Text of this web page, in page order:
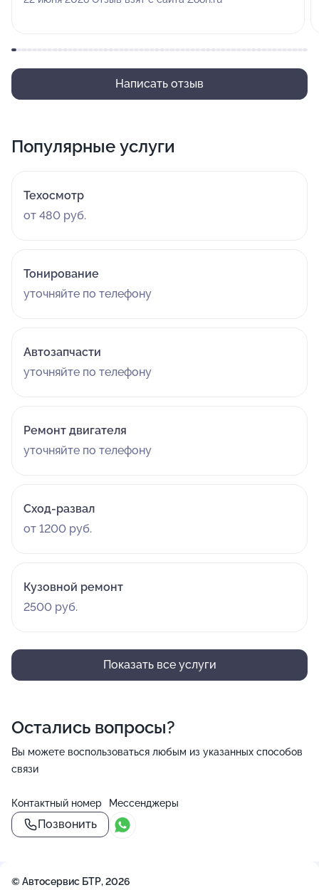
Написать отзыв
Популярные услуги
Техосмотр
от 480 руб.
Тонирование
уточняйте по телефону
Автозапчасти
уточняйте по телефону
Ремонт двигателя
уточняйте по телефону
Сход-развал
от 1200 руб.
Кузовной ремонт
2500 руб.
Показать все услуги
Остались вопросы?
Вы можете воспользоваться любым из указанных способов
связи
Контактный номер
Позвонить
Мессенджеры
© Автосервис БТР, 2026